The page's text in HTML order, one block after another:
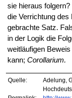
sie hieraus
die Verrichtung des
gebrachte Satz.
in der Logik die
weitläufigen
kann; Corollarium.
Quelle:
Adelung,